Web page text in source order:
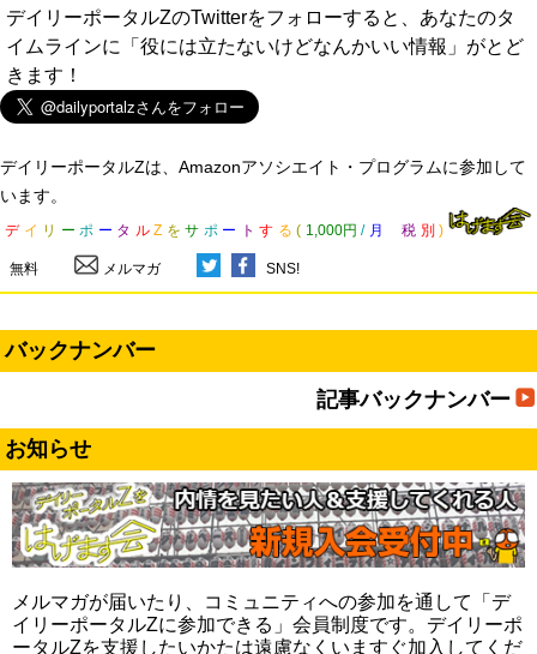
デイリーポータルZのTwitterをフォローすると、あなたのタ
イムラインに「役には立たないけどなんかいい情報」がとど
きます！
デイリーポータルZは、Amazonアソシエイト・プログラムに参加して
います。
デ イ リ ー ポ ー タ ル Z を サ ポ ー ト す る ( 1,000円 / 月 税 別 )
無料 メルマガ SNS!
バックナンバー
記事バックナンバー
お知らせ
メルマガが届いたり、コミュニティへの参加を通して「デ
イリーポータルZに参加できる」会員制度です。デイリーポ
ータルZを支援したいかたは遠慮なくいますぐ加入してくだ